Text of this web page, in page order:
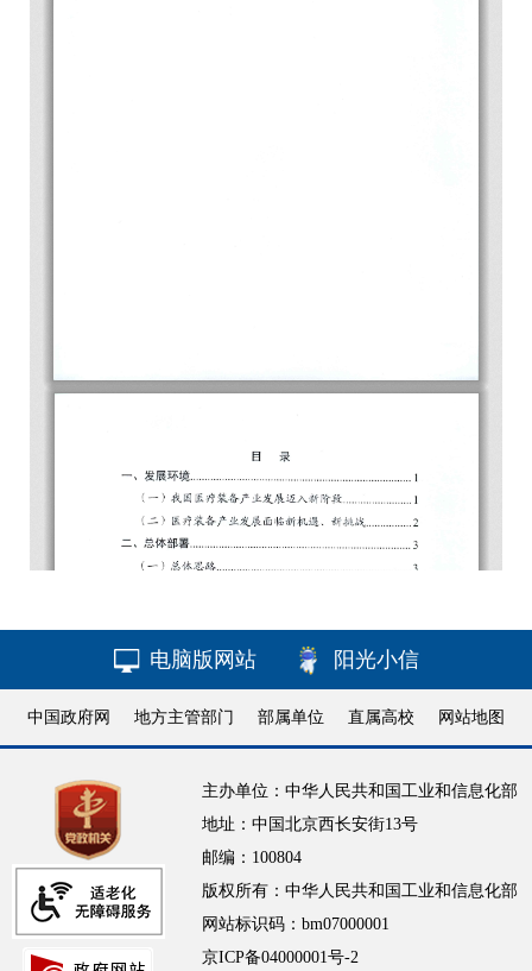
电脑版网站 阳光小信
中国政府网 地方主管部门 部属单位 直属高校 网站地图
主办单位：中华人民共和国工业和信息化部
地址：中国北京西长安街13号
邮编：100804
版权所有：中华人民共和国工业和信息化部
网站标识码：bm07000001
京ICP备04000001号-2